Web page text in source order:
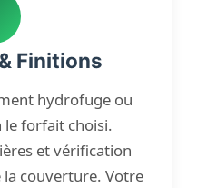
Finitions
hydrofuge ou
le forfait choisi.
et vérification
la couverture. Votre